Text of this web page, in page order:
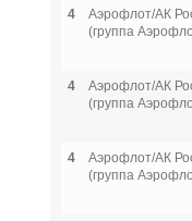
4
Аэрофлот/АК
(группа
4
Аэрофлот/АК
(группа
4
Аэрофлот/АК
(группа